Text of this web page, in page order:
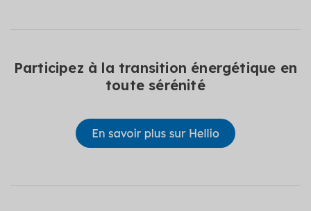
Participez à la transition énergétique en
toute sérénité